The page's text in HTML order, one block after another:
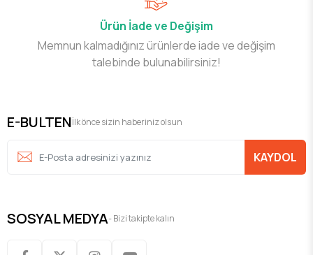
Ürün İade ve Değişim
Memnun kalmadığınız ürünlerde iade ve değişim
talebinde bulunabilirsiniz!
E-BULTENİlk önce sizin haberiniz olsun
KAYDOL
SOSYAL MEDYA- Bizi takipte kalın